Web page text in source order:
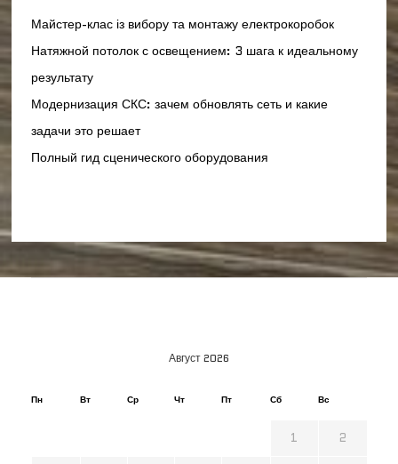
Майстер-клас із вибору та монтажу електрокоробок
Натяжной потолок с освещением: 3 шага к идеальному
результату
Модернизация СКС: зачем обновлять сеть и какие
задачи это решает
Полный гид сценического оборудования
Август 2026
Пн Вт Ср Чт Пт Сб Вс
1 2